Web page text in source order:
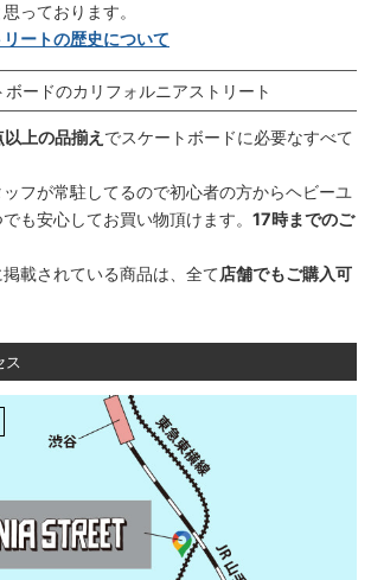
っております。
ートの歴史について
ボードのカリフォルニアストリート
上の品揃え でスケートボードに必要なすべて
フが常駐してるので初心者の方からヘビーユ
も安心してお買い物頂けます。 17時までのご
載されている商品は、全て店舗でもご購入可
ス